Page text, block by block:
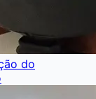
do